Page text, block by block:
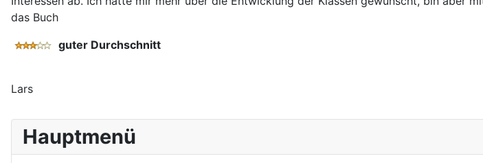
Hauptmenü
das Buch
guter Durchschnitt
Lars